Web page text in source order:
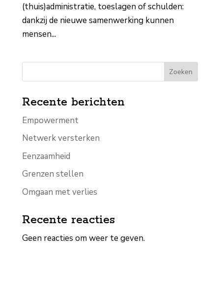
(thuis)­administratie, toeslagen of schulden:
dankzij de nieuwe samenwerking kunnen
mensen...
Zoeken
Recente berichten
Empowerment
Netwerk versterken
Eenzaamheid
Grenzen stellen
Omgaan met verlies
Recente reacties
Geen reacties om weer te geven.